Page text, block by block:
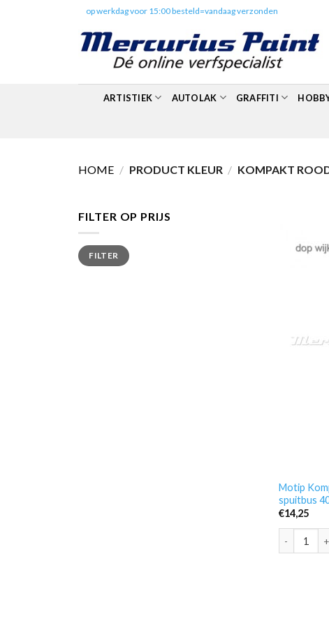
op werkdag voor 15:00 besteld=vandaag verzonden
ARTISTIEK AUTOLAK GRAFFITI
HOME / PRODUCT KLEUR / KOMPAKT
FILTER OP PRIJS
Min.
prijs
Max.
prijsFILTER
Motip
spuitbus
€14,25
Motip